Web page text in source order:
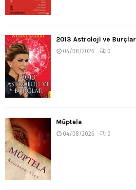
2013 Astroloji ve Burçlar
04/08/2026 0
Müptela
04/08/2026 0